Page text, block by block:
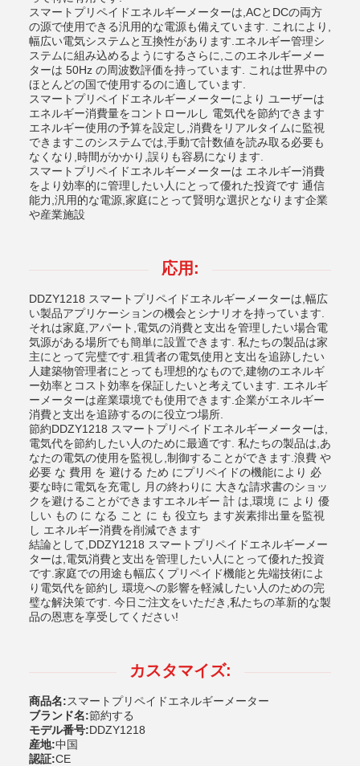
スマートプリペイドエネルギーメーターは,ACとDCの両方
の源で使用できる汎用的な電源も備えています. これにより,
幅広い電気システムと互換性があります.エネルギー管理シ
ステムに組み込めるようにするさらに,このエネルギーメー
ターは 50Hz の周波数評価を持っています. これは世界中の
ほとんどの国で使用するのに適しています.
スマートプリペイドエネルギーメーターにより ユーザーは
エネルギー消費量をコントロールし 電気代を節約できます
エネルギー使用の予算を設定し,消費をリアルタイムに監視
できますこのシステムでは,手動で計数値を読み取る必要も
なくなり,時間がかかり,誤りも容易になります.
スマートプリペイドエネルギーメーターは エネルギー消費
をより効率的に管理したい人にとって優れた投資です 通信
能力,汎用的な電源,家庭にとって賢明な選択となります企業
や産業施設
応用:
DDZY1218 スマートプリペイドエネルギーメーターは,幅広
い製品アプリケーションの機会とシナリオを持っています.
それは家庭,アパート,電気の消費と支出を管理したい場合電
気源がある場所でも簡単に設置できます. 私たちの製品は家
主にとって完璧です.租賃者の電気使用と支出を追跡したい
人建築物管理者にとっても理想的なもので,建物のエネルギ
ー効率とコスト効率を保証したいと考えています. エネルギ
ーメーターは産業環境でも使用できます.企業がエネルギー
消費と支出を追跡するのに役立つ場所.
節約DDZY1218 スマートプリペイドエネルギーメーターは,
電気代を節約したい人のために最適です. 私たちの製品は,あ
なたの電気の使用を監視し,制御することができます.浪費 や
必要 な 費用 を 避ける ため にプリペイドの機能により 必
要な時に電気を充電し 月の終わりに 大きな請求書のショッ
クを避けることができますエネルギー 計 は,環境 に より 優
しい もの に なる こと に も 役立ち ます炭素排出量を監視
し エネルギー消費を削減できます
結論として,DDZY1218 スマートプリペイドエネルギーメー
ターは,電気消費と支出を管理したい人にとって優れた投資
です.家庭での用途も幅広くプリペイド機能と先端技術によ
り電気代を節約し 環境への影響を軽減したい人のための完
璧な解決策です. 今日ご注文をいただき,私たちの革新的な製
品の恩恵を享受してください!
カスタマイズ:
商品名:スマートプリペイドエネルギーメーター
ブランド名:節約する
モデル番号:DDZY1218
産地:中国
認証:CE